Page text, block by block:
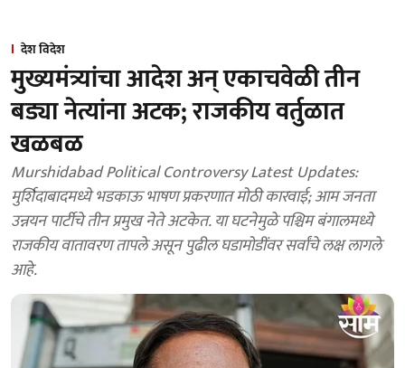
देश विदेश
मुख्यमंत्र्यांचा आदेश अन् एकाचवेळी तीन
बड्या नेत्यांना अटक; राजकीय वर्तुळात
खळबळ
Murshidabad Political Controversy Latest Updates:
मुर्शिदाबादमध्ये भडकाऊ भाषण प्रकरणात मोठी कारवाई; आम जनता
उन्नयन पार्टीचे तीन प्रमुख नेते अटकेत. या घटनेमुळे पश्चिम बंगालमध्ये
राजकीय वातावरण तापले असून पुढील घडामोडींवर सर्वांचे लक्ष लागले
आहे.